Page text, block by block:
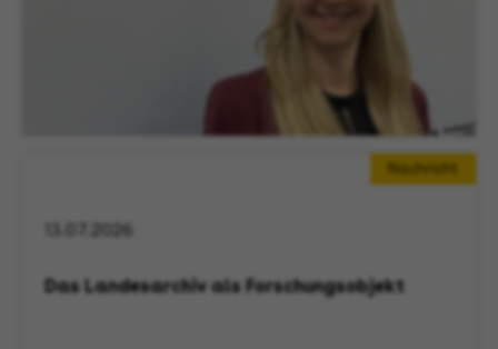
Nachricht
13.07.2026
Das Landesarchiv als Forschungsobjekt